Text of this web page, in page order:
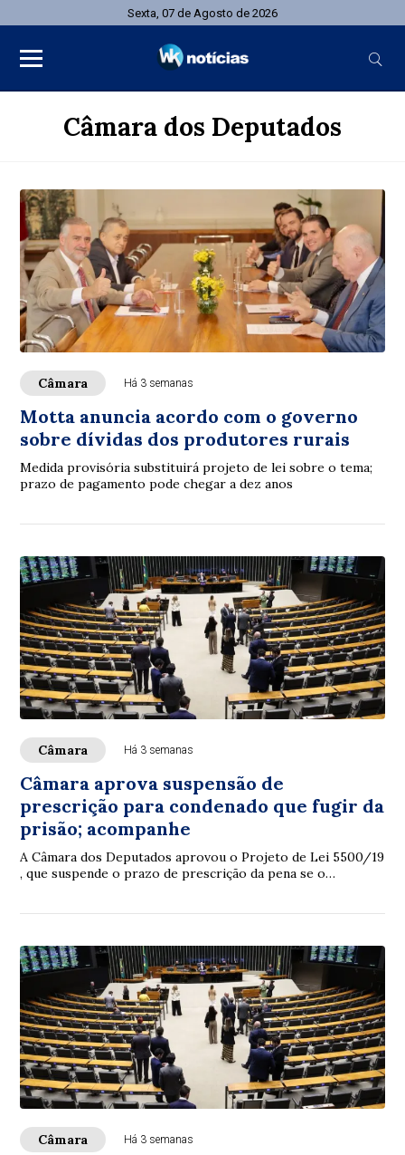
Sexta, 07 de Agosto de 2026
Câmara dos Deputados
Câmara Há 3 semanas
Motta anuncia acordo com o governo
sobre dívidas dos produtores rurais
Medida provisória substituirá projeto de lei sobre o tema;
prazo de pagamento pode chegar a dez anos
Câmara Há 3 semanas
Câmara aprova suspensão de
prescrição para condenado que fugir da
prisão; acompanhe
A Câmara dos Deputados aprovou o Projeto de Lei 5500/19
, que suspende o prazo de prescrição da pena se o
Câmara Há 3 semanas